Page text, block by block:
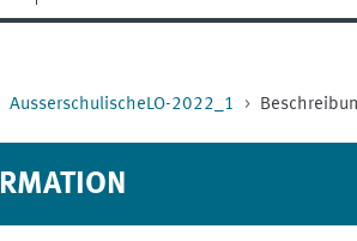
AusserschulischeLO-2022_1